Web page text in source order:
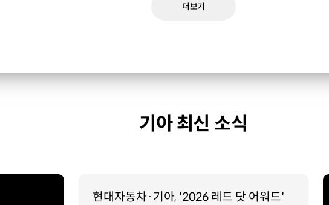
더보기
기아 최신 소식
현대자동차·기아, '2026 레드 닷 어워드'